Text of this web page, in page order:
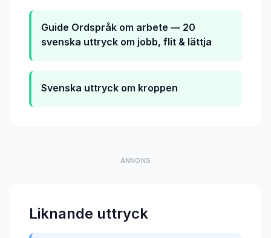
Guide Ordspråk om arbete — 20
svenska uttryck om jobb, flit & lättja
Svenska uttryck om kroppen
ANNONS
Liknande uttryck